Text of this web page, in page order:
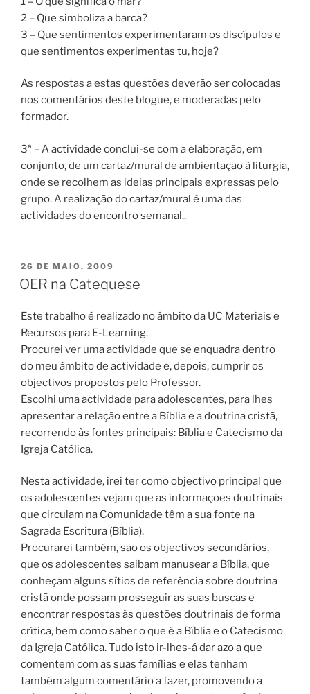
2 – Que simboliza a barca?
3 – Que sentimentos experimentaram os discípulos e
que sentimentos experimentas tu, hoje?
As respostas a estas questões deverão ser colocadas
nos comentários deste blogue, e moderadas pelo
formador.
3ª – A actividade conclui-se com a elaboração, em
conjunto, de um cartaz/mural de ambientação à liturgia,
onde se recolhem as ideias principais expressas pelo
grupo. A realização do cartaz/mural é uma das
actividades do encontro semanal..
PUBLICADO
EM
26 DE MAIO, 2009
OER na Catequese
Este trabalho é realizado no âmbito da UC Materiais e
Recursos para E-Learning.
Procurei ver uma actividade que se enquadra dentro
do meu âmbito de actividade e, depois, cumprir os
objectivos propostos pelo Professor.
Escolhi uma actividade para adolescentes, para lhes
apresentar a relação entre a Bíblia e a doutrina cristã,
recorrendo às fontes principais: Bíblia e Catecismo da
Igreja Católica.
Nesta actividade, irei ter como objectivo principal que
os adolescentes vejam que as informações doutrinais
que circulam na Comunidade têm a sua fonte na
Sagrada Escritura (Bíblia).
Procurarei também, são os objectivos secundários,
que os adolescentes saibam manusear a Bíblia, que
conheçam alguns sítios de referência sobre doutrina
cristã onde possam prosseguir as suas buscas e
encontrar respostas às questões doutrinais de forma
crítica, bem como saber o que é a Bíblia e o Catecismo
da Igreja Católica. Tudo isto ir-lhes-á dar azo a que
comentem com as suas famílias e elas tenham
também algum comentário a fazer, promovendo a